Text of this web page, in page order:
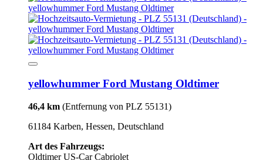
yellowhummer Ford Mustang Oldtimer
46,4 km (Entfernung von PLZ 55131)
61184 Karben, Hessen, Deutschland
Art des Fahrzeugs:
OldtimerUS-CarCabriolet